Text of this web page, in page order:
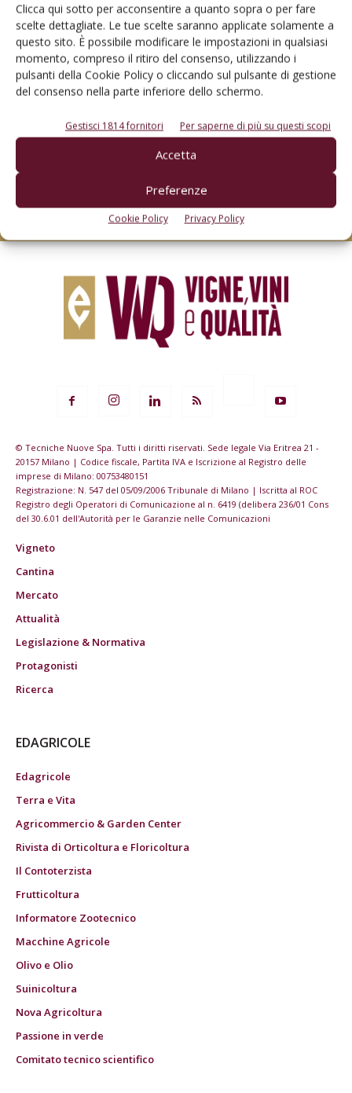
Clicca qui sotto per acconsentire a quanto sopra o per fare
scelte dettagliate. Le tue scelte saranno applicate solamente a
questo sito. È possibile modificare le impostazioni in qualsiasi
momento, compreso il ritiro del consenso, utilizzando i
pulsanti della Cookie Policy o cliccando sul pulsante di gestione
del consenso nella parte inferiore dello schermo.
Gestisci 1814 fornitori Per saperne di più su questi scopi
Accetta
Preferenze
Cookie Policy Privacy Policy
Rimani aggiornato sul mondo
dell’agricoltura
© Tecniche Nuove Spa. Tutti i diritti riservati. Sede legale Via Eritrea 21 -
20157 Milano | Codice fiscale, Partita IVA e Iscrizione al Registro delle
imprese di Milano: 00753480151
Registrazione: N. 547 del 05/09/2006 Tribunale di Milano | Iscritta al ROC
Registro degli Operatori di Comunicazione al n. 6419 (delibera 236/01 Cons
del 30.6.01 dell'Autorità per le Garanzie nelle Comunicazioni
Vigneto
Cantina
Mercato
Attualità
Legislazione & Normativa
Protagonisti
Ricerca
EDAGRICOLE
Edagricole
Terra e Vita
Agricommercio & Garden Center
Rivista di Orticoltura e Floricoltura
Il Contoterzista
Frutticoltura
Informatore Zootecnico
Macchine Agricole
Olivo e Olio
Suinicoltura
Nova Agricoltura
Passione in verde
Comitato tecnico scientifico